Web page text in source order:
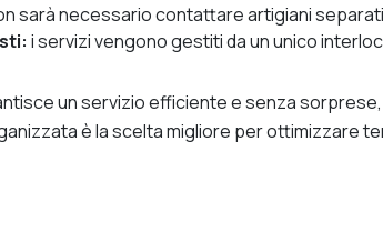
sarà necessario contattare artigiani
i servizi vengono gestiti da un unico
un servizio efficiente e senza
è la scelta migliore per ottimizzare